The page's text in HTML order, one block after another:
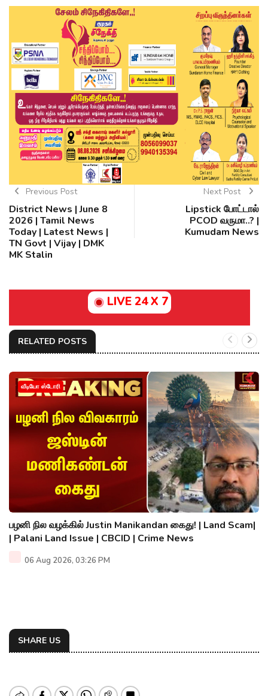
Previous Post
District News | June 8
2026 | Tamil News
Today | Latest News |
TN Govt | Vijay | DMK
MK Stalin
Next Post
Lipstick போட்டால்
PCOD வருமா..? |
Kumudam News
LIVE 24 X 7
RELATED POSTS
வீடியோ ஸ்டோரி
பழனி நில வழக்கில் Justin Manikandan கைது! | Land Scam|
| Palani Land Issue | CBCID | Crime News
06 Aug 2026, 03:26 PM
SHARE US